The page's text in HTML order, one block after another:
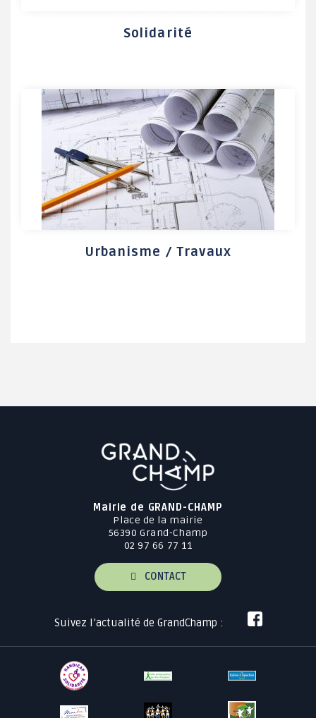
Solidarité
Urbanisme / Travaux
Mairie de GRAND-CHAMP
Place de la mairie
56390 Grand-Champ
02 97 66 77 11
CONTACT
Suivez l’actualité de GrandChamp :